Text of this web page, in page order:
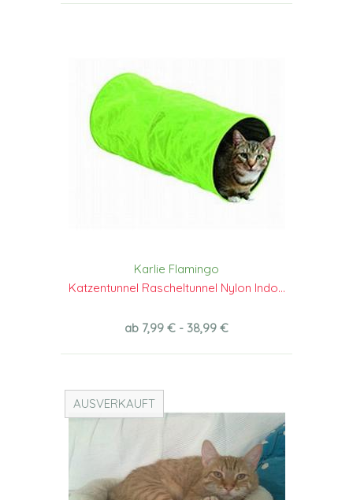
Karlie Flamingo
Katzentunnel Rascheltunnel Nylon Indo...
ab 7,99 € - 38,99 €
AUSVERKAUFT